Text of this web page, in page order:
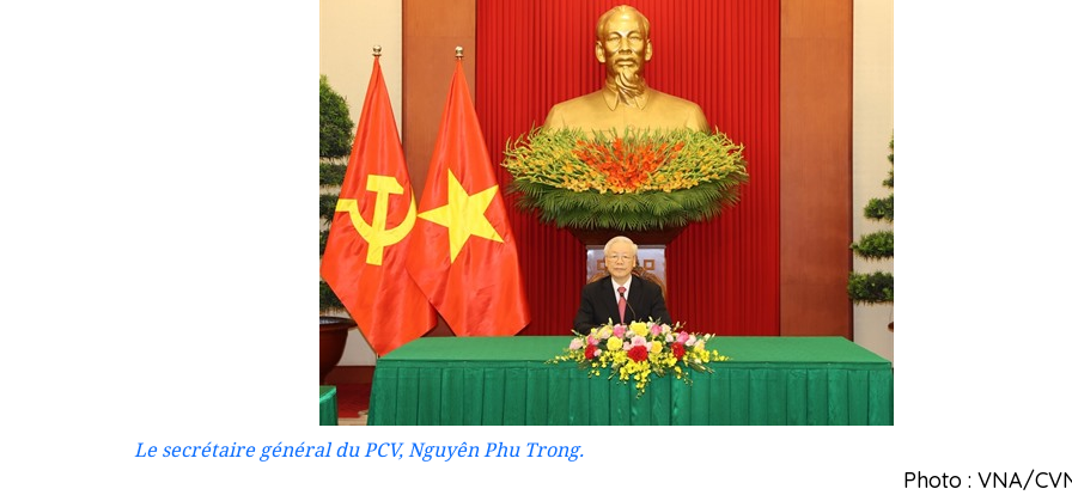
Le secrétaire général du PCV, Nguyên Phu Trong.
Photo : VNA/